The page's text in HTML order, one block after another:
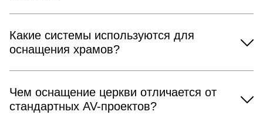
Какие системы используются для
оснащения храмов?
Чем оснащение церкви отличается от
стандартных AV-проектов?